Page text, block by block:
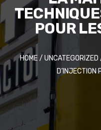
POUR
HOME/ UNCATEGORIZED
D’INJECTION